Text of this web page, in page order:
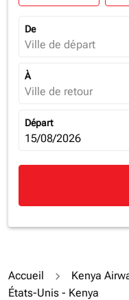
De
Ville de départ
À
Ville de retour
Départ
fc-booking-
15/08/2026
Accueil Kenya
États-Unis - Kenya